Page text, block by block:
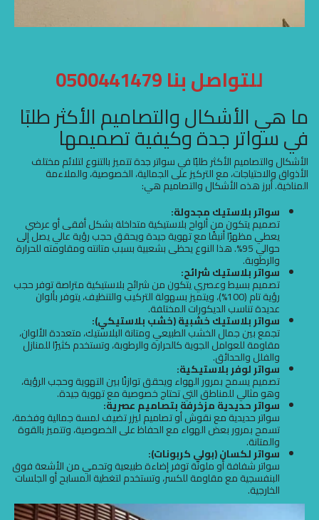
للتواصل بنا 0500441479
ما هي الأشكال والتصاميم الأكثر طلبًا
في سواتر جدة وكيفية تصميمها
الأشكال والتصاميم الأكثر طلبًا في سواتر جدة تتميز بالتنوع لتلائم مختلف
الأذواق والاحتياجات، مع التركيز على الجمالية، الخصوصية، والملاءمة
المناخية. أبرز هذه الأشكال والتصاميم هي:
سواتر بلاستيك مجدولة:
تصميم يتكون من ألواح بلاستيكية متداخلة بشكل أفقى أو عرضي
يعطي مظهرًا أنيقًا مع تهوية جيدة ويحقق حجب رؤية عالي يصل إلى
حوالي 95%. هذا النوع يحظى بشعبية بسبب متانته ومقاومته للحرارة
والرطوبة.
سواتر بلاستيك شرائح:
تصميم بسيط وعصري يتكون من شرائح بلاستيكية متراصة توفر حجب
رؤية تام (100%)، ويتميز بسهولة التركيب والتنظيف، يتوفر بألوان
عديدة تناسب الديكورات المختلفة.
سواتر بلاستيك خشبية (خشب بلاستيكي):
تجمع بين جمال الخشب الطبيعي ومتانة البلاستيك، متعددة الألوان،
مقاومة للعوامل الجوية كالحرارة والرطوبة، وتستخدم كثيرًا للمنازل
والفلل والحدائق.
سواتر لوفر بلاستيكية:
تصميم يسمح بمرور الهواء ويحقق توازنًا بين التهوية وحجب الرؤية،
وهو مثالي للمناطق التي تحتاج خصوصية مع تهوية جيدة.
سواتر حديدية مزخرفة بتصاميم عصرية:
سواتر حديدية مع نقوش أو تصاميم ليزر تضيف لمسة جمالية وفخمة،
تسمح بمرور بعض الهواء مع الحفاظ على الخصوصية، وتتميز بالقوة
والمتانة.
سواتر لكسان (بولي كربونات):
سواتر شفافة أو ملونة توفر إضاءة طبيعية وتحمي من الأشعة فوق
البنفسجية مع مقاومة للكسر، وتستخدم لتغطية المسابح أو الجلسات
الخارجية.